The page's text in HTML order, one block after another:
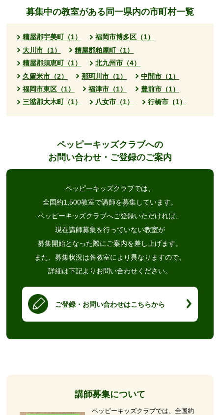
募集中の教室がある同一県内の市町村一覧
糟屋郡宇美町（1）
福岡市博多区（1）
大川市（1）
糟屋郡粕屋町（1）
糟屋郡須恵町（1）
北九州市（4）
久留米市（2）
那珂川市（1）
中間市（1）
福岡市東区（1）
福津市（1）
豊前市（1）
三潴郡大木町（1）
八女市（1） 行橋市（1）
ペッピーキッズクラブへの
お問い合わせ・ご登録のご案内
ペッピーキッズクラブでは、
全国約1,500教室で講師を募集しています。
ペッピーキッズクラブへご登録いただければ、
現在講師募集を行っていない教室が
募集開始となった際にご案内を差し上げます。
また、募集状況は各教室により異なりますので、
詳細は下記よりお問い合わせください。
ご登録・お問い合わせはこちらから
講師募集について
ペッピーキッズクラブでは、全国約